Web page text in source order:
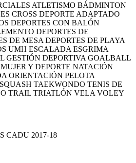
ATLETISMO BÁDMINTON
CROSS DEPORTE ADAPTADO
DEPORTES CON BALÓN
DEPORTES DE
DE MESA DEPORTES DE PLAYA
UMH ESCALADA ESGRIMA
GESTIÓN DEPORTIVA GOALBALL
Y DEPORTE NATACIÓN
ORIENTACIÓN PELOTA
TAEKWONDO TENIS DE
TRAIL TRIATLÓN VELA VOLEY
CADU 2017-18